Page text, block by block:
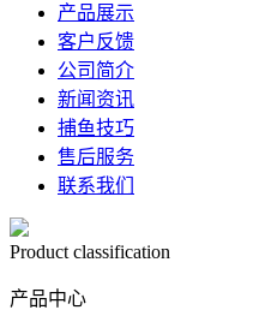
产品展示
客户反馈
公司简介
新闻资讯
捕鱼技巧
售后服务
联系我们
Product classification
产品中心